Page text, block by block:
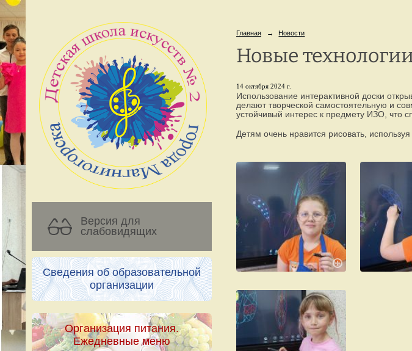
Версия для
слабовидящих
Сведения об образовательной
организации
Организация питания.
Ежедневные меню
Главная → Новости
Новые
14 октября 2024 г.
Использование интерактивной доски
делают творческой самостоятельную и
устойчивый интерес к предмету ИЗО, что
Детям очень нравится рисовать,